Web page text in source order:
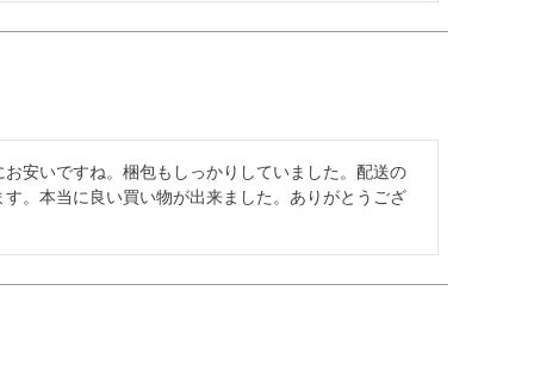
安いですね。梱包もしっかりしていました。配送の
。本当に良い買い物が出来ました。ありがとうござ